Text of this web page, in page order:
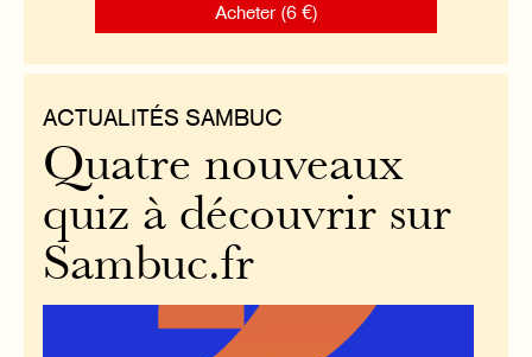
Acheter (6 €)
ACTUALITÉS SAMBUC
Quatre nouveaux
quiz à découvrir sur
Sambuc.fr